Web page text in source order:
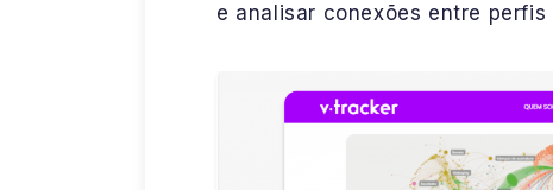
e analisar conexões entre perfis